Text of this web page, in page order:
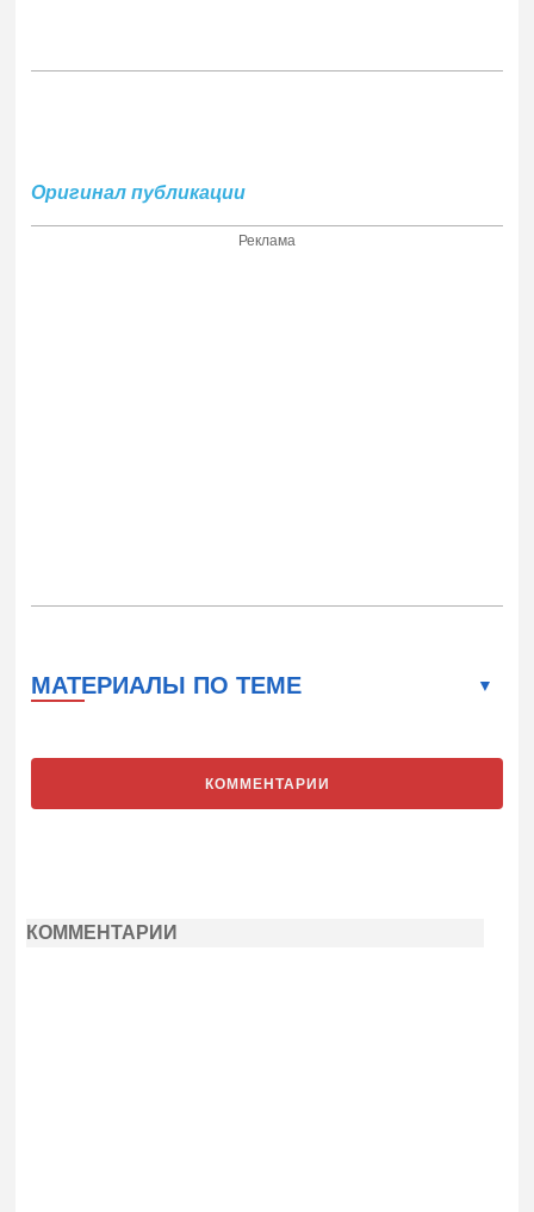
Оригинал публикации
Реклама
МАТЕРИАЛЫ ПО ТЕМЕ
КОММЕНТАРИИ
КОММЕНТАРИИ